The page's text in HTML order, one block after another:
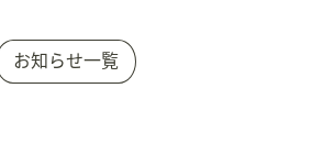
お知らせ一覧